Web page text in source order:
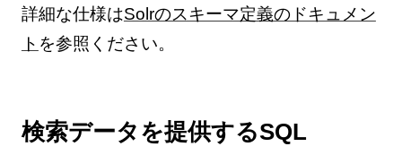
詳細な仕様はSolrのスキーマ定義のドキュメン
ト を参照ください。
検索データを提供するSQL